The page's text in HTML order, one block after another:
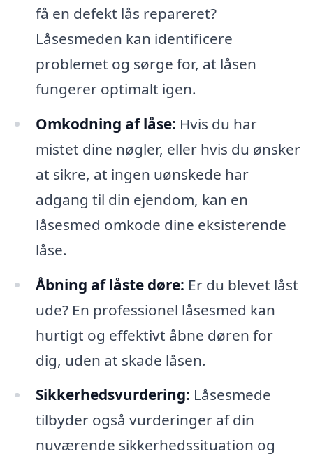
få en defekt lås repareret?
Låsesmeden kan identificere
problemet og sørge for, at låsen
fungerer optimalt igen.
Omkodning af låse: Hvis du har
mistet dine nøgler, eller hvis du ønsker
at sikre, at ingen uønskede har
adgang til din ejendom, kan en
låsesmed omkode dine eksisterende
låse.
Åbning af låste døre: Er du blevet låst
ude? En professionel låsesmed kan
hurtigt og effektivt åbne døren for
dig, uden at skade låsen.
Sikkerhedsvurdering: Låsesmede
tilbyder også vurderinger af din
nuværende sikkerhedssituation og